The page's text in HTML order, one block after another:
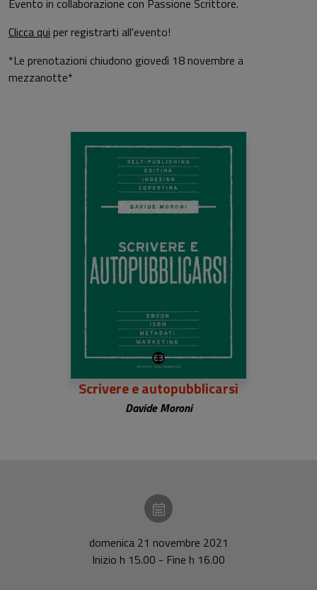
Evento in collaborazione con Passione Scrittore.
Clicca qui per registrarti all'evento!
*Le prenotazioni chiudono giovedì 18 novembre a
mezzanotte*
Scrivere e autopubblicarsi
Davide Moroni
domenica 21 novembre 2021
Inizio h 15.00 - Fine h 16.00